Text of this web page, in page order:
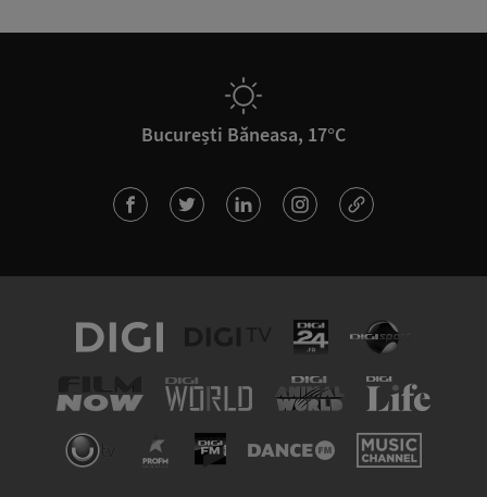
București Băneasa, 17°C